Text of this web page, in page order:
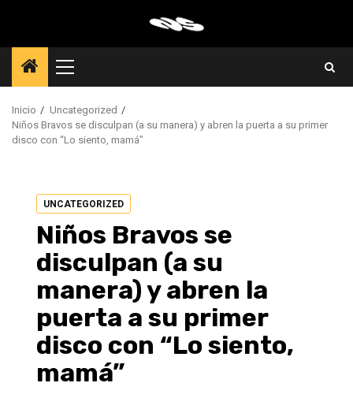
contenido
Menú
principal
Inicio
Uncategorized
Niños Bravos se disculpan (a su manera) y abren la puerta a su primer
disco con “Lo siento, mamá”
UNCATEGORIZED
Niños Bravos se
disculpan (a su
manera) y abren la
puerta a su primer
disco con “Lo siento,
mamá”